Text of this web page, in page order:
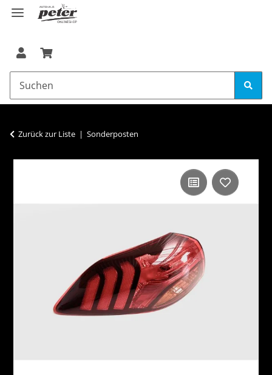
Zurück zur Liste Sonderposten